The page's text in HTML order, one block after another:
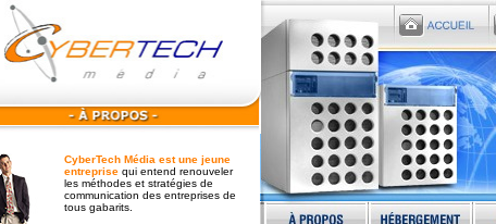
CyberTech Média est une jeune
entreprise qui entend renouveler
les méthodes et stratégies de
communication des entreprises de
tous gabarits.